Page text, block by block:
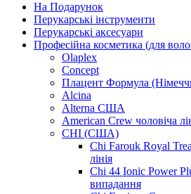
На Подарунок
Перукарські інструменти
Перукарські аксесуари
Професійна косметика (для
Olaplex
Concept
Плацент Формула
Alcina
Alterna США
American Crew чоловіча
CHI (США)
Chi Farouk Royal
лінія
Chi 44 Ionic Power
випадання